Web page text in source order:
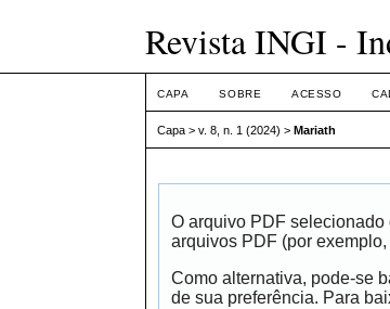
Revista INGI -
CAPA SOBRE ACESSO
Capa >v. 8, n. 1 (2024) >Mariath
O arquivo PDF
arquivos PDF (por
Como alternativa, pode-se
de sua preferência. Para